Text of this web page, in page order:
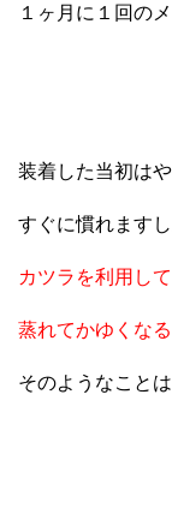
１ヶ月に１回の
装着した当初は
すぐに慣れます
カツラを利用し
蒸れてかゆくな
そのようなこと